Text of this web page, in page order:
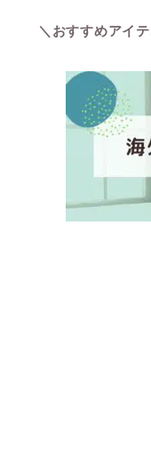
＼おすすめアイ